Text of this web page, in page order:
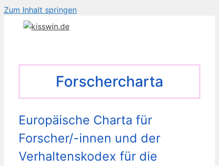
Zum Inhalt springen
Forschercharta
Europäische Charta für
Forscher/-innen und der
Verhaltenskodex für die